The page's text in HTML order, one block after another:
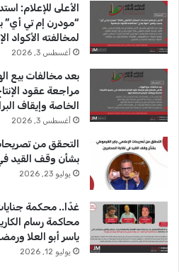
b
e
ا
م
الأعلى للإعلام:
“مودرن إم تي أي”
لمخالفته الأكواد
أغسطس 3, 2026
بعد مخالفات بيع
مراجعة عقود
الخاصة وإيقاف
أغسطس 3, 2026
التحقق من
بشأن وقف القيد
يوليو 23, 2026
غدًا.. محكمة
محاكمة رسام
ياسر أبو العلا
يوليو 12, 2026